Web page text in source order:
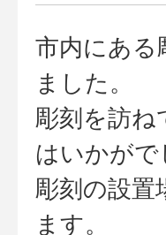
市内にある
ました。
彫刻を訪ね
はいかがで
彫刻の設置
ます。